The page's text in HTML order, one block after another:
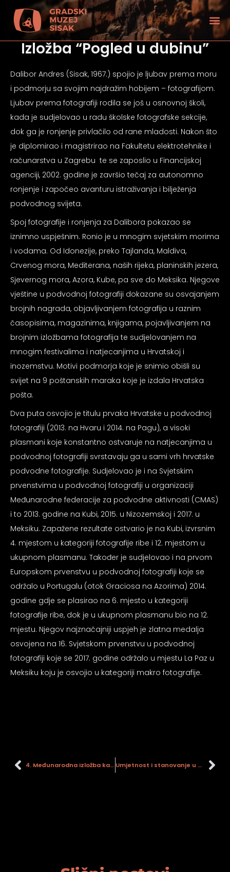
Izložba “Pogled u dubinu”
Dalibor Andres (Sisak, 1967.) spojio je ljubav prema moru
i podmorju sa svojim najdražim hobijem – fotografijom.
Ljubav prema fotografiji rodila se još u osnovnoj školi,
kada je sudjelovao u radu školske fotografske sekcije,
dok ga je ronjenje privlačilo od rane mladosti. Nakon što
je diplomirao i magistrirao na Fakultetu elektrotehnike i
računarstva u Zagrebu te se zaposlio u Financijskoj
agenciji, 2002. godine je završio tečaj za autonomno
ronjenje i započeo avanturu istraživanja i bilježenja
podvodnog svijeta.
Spoj fotografije i ronjenja za Dalibora pokazao se
iznimno uspješnim. Ronio je u mnogim svjetskim morima
i vodama. Od Idonezije, preko Tajlanda, Maldiva,
Crvenog mora, Mediterana, naših rijeka, planinskih jezera,
Sjevernog mora, Azora, Kube, pa sve do Meksika. Njegove
vještine u podvodnoj fotografiji dokazane su osvajanjem
brojnih nagrada, objavljivanjem fotografija u raznim
časopisima, magazinima, knjigama, pojavljivanjem na
brojnim izložbama fotografija te sudjelovanjem na
mnogim festivalima i natjecanjima u Hrvatskoj i
inozemstvu. Motivi podmorja koje je snimio obišli su
svijet na 9 poštanskih maraka koje je izdala Hrvatska
pošta.
Dva puta osvojio je titulu prvaka Hrvatske u podvodnoj
fotografiji (2013. na Hvaru i 2014. na Pagu), a visoki
plasmani koje konstantno ostvaruje na natjecanjima u
podvodnoj fotografiji svrstavaju ga u sami vrh hrvatske
podvodne fotografije. Sudjelovao je i na Svjetskim
prvenstvima u podvodnoj fotografiji u organizaciji
Međunarodne federacije za podvodne aktivnosti (CMAS)
i to 2013. godine na Kubi, 2015. u Nizozemskoj i 2017. u
Meksiku. Zapažene rezultate ostvario je na Kubi, izvrsnim
4. mjestom u kategoriji fotografije ribe i 12. mjestom u
ukupnom plasmanu. Također je sudjelovao i na prvom
Europskom prvenstvu u podvodnoj fotografiji koje se
održalo u Portugalu (otok Graciosa na Azorima) 2014.
godine gdje se plasirao na 6. mjesto u kategoriji
fotografije ribe, dok je u ukupnom plasmanu bio na 12.
mjestu. Njegov najznačajniji uspjeh je zlatna medalja
osvojena na 16. Svjetskom prvenstvu u podvodnoj
fotografiji koje se 2017. godine održalo u mjestu La Paz u
Meksiku koju je osvojio u kategoriji makro fotografije.
4. Međunarodna izložba karikature “MIKS” Umjetnost i stanovanje u Željezari
vida